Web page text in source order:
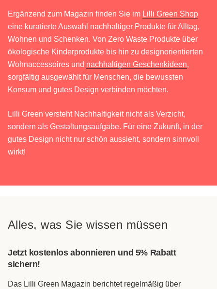
Ergänzend zum Magazin finden Sie im Lilli Green Shop
eine kuratierte Auswahl nachhaltiger Produkte für Alltag,
Wohnen und Schenken. Von Zero Waste Produkte über
ökologische Kinderprodukte bis hin zu designorientierten
Wohnaccessoires und nachhaltigen Geschenkideen,
sorgfältig ausgewählt für Menschen, die bewussten
Konsum und gutes Design verbinden möchten.
Lilli Green versteht Nachhaltigkeit nicht als Verzicht,
sondern als Gestaltungsaufgabe. Für eine Zukunft, in der
gutes Design nicht nur schön aussieht, sondern sinnvoll
wirkt!
Alles, was Sie wissen müssen
Jetzt kostenlos abonnieren und 5% Rabatt
sichern!
Das Lilli Green Magazin berichtet regelmäßig über